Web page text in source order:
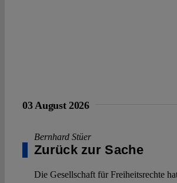
03 August 2026
Bernhard Stüer
Zurück zur Sache
Die Gesellschaft für Freiheitsrechte